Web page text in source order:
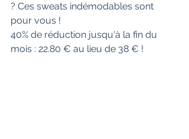
? Ces sweats indémodables sont
pour vous !
40% de réduction jusqu'à la fin du
mois : 22.80 € au lieu de 38 € !